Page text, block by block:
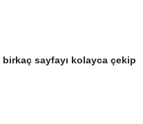
birkaç sayfayı kolayca çekip